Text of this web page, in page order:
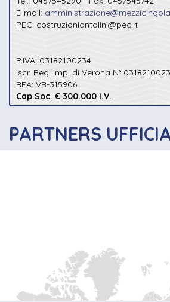
E-mail:
PEC: costruzioniantolini@pec.it
P.IVA: 03182100234
Iscr. Reg. Imp. di Verona N°
REA: VR-315906
Cap.Soc. € 300.000 I.V.
PARTNERS